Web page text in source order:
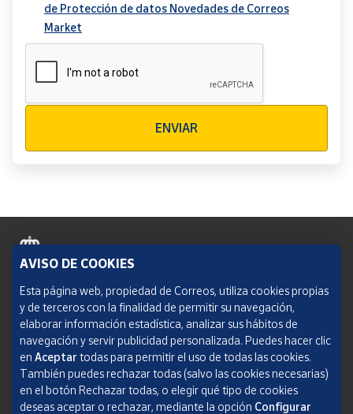
de Protección de datos Novedades de Correos
Market
ENVIAR
Política de cookies
Aviso legal
Condiciones del servicio
Política de Privacidad Web
AVISO DE COOKIES
Esta página web, propiedad de Correos, utiliza cookies propias
y de terceros con la finalidad de permitir su navegación,
elaborar información estadística, analizar sus hábitos de
navegación y servir publicidad personalizada. Puedes hacer clic
en Aceptar todas para permitir el uso de todas las cookies.
También puedes rechazar todas (salvo las cookies necesarias)
en el botón Rechazar todas, o elegir qué tipo de cookies
deseas aceptar o rechazar, mediante la opción Configurar